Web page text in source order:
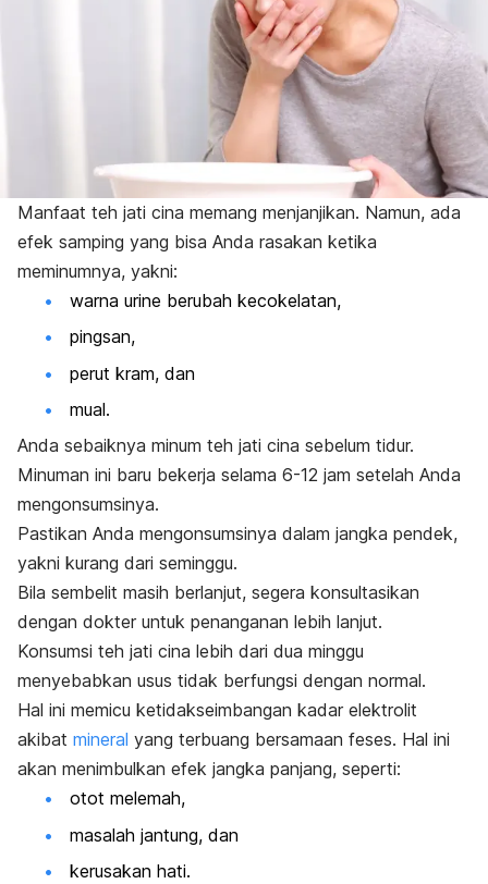
Manfaat teh jati cina memang menjanjikan. Namun, ada
efek samping yang bisa Anda rasakan ketika
meminumnya, yakni:
warna urine berubah kecokelatan,
pingsan,
perut kram, dan
mual.
Anda sebaiknya minum teh jati cina sebelum tidur.
Minuman ini baru bekerja selama 6-12 jam setelah Anda
mengonsumsinya.
Pastikan Anda mengonsumsinya dalam jangka pendek,
yakni kurang dari seminggu.
Bila sembelit masih berlanjut, segera konsultasikan
dengan dokter untuk penanganan lebih lanjut.
Konsumsi teh jati cina lebih dari dua minggu
menyebabkan usus tidak berfungsi dengan normal.
Hal ini memicu ketidakseimbangan kadar elektrolit
akibat mineral yang terbuang bersamaan feses. Hal ini
akan menimbulkan efek jangka panjang, seperti:
otot melemah,
masalah jantung, dan
kerusakan hati.